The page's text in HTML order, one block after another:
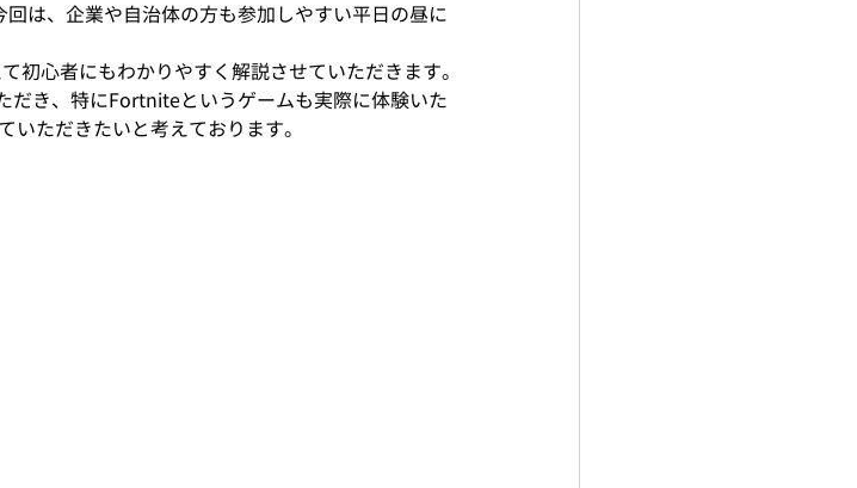
は、企業や自治体の方も参加しやすい平日の昼に
初心者にもわかりやすく解説させていただきます。
だき、特にFortniteというゲームも実際に体験いた
ただきたいと考えております。